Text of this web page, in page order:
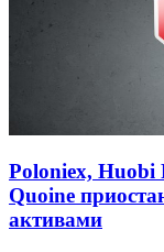
Poloniex,
Quoine
активами